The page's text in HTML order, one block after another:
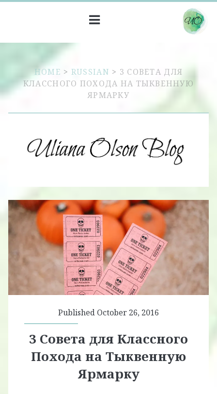
HOME > RUSSIAN > 3 СОВЕТА ДЛЯ
КЛАССНОГО ПОХОДА НА ТЫКВЕННУЮ
ЯРМАРКУ
Published October 26, 2016
3 Совета для Классного
Похода на Тыквенную
Ярмарку